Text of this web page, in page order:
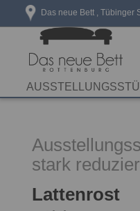
Das neue Bett , Tübinger
stark
Lattenrost